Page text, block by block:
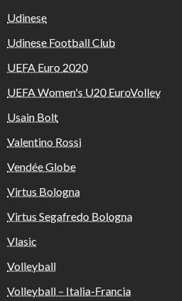
Udinese
Udinese Football Club
UEFA Euro 2020
UEFA Women's U20 EuroVolley
Usain Bolt
Valentino Rossi
Vendée Globe
Virtus Bologna
Virtus Segafredo Bologna
Vlasic
Volleyball
Volleyball – Italia-Francia